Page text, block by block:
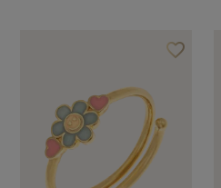
favorite_borderAjouter à